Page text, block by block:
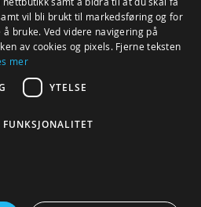
reservert. ProSport AS, Klingenberggata 7A eller
(org.nr. 976 728 173 MVA). Webdesign og
vil bli brukt til markedsføring og for
bruke. Ved videre navigering på
av cookies og pixels. Fjerne teksten
mer
YTELSE
FUNKSJONALITET